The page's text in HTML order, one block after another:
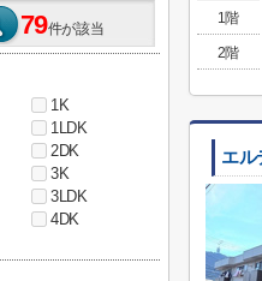
1階
2階
エル
79件が該当
1K
1LDK
2DK
3K
3LDK
4DK